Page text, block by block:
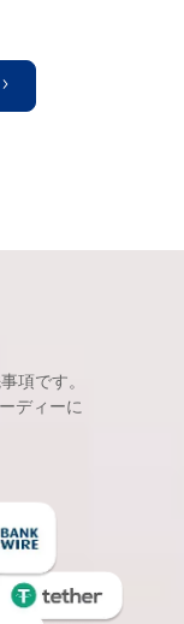
項です。
ディーに